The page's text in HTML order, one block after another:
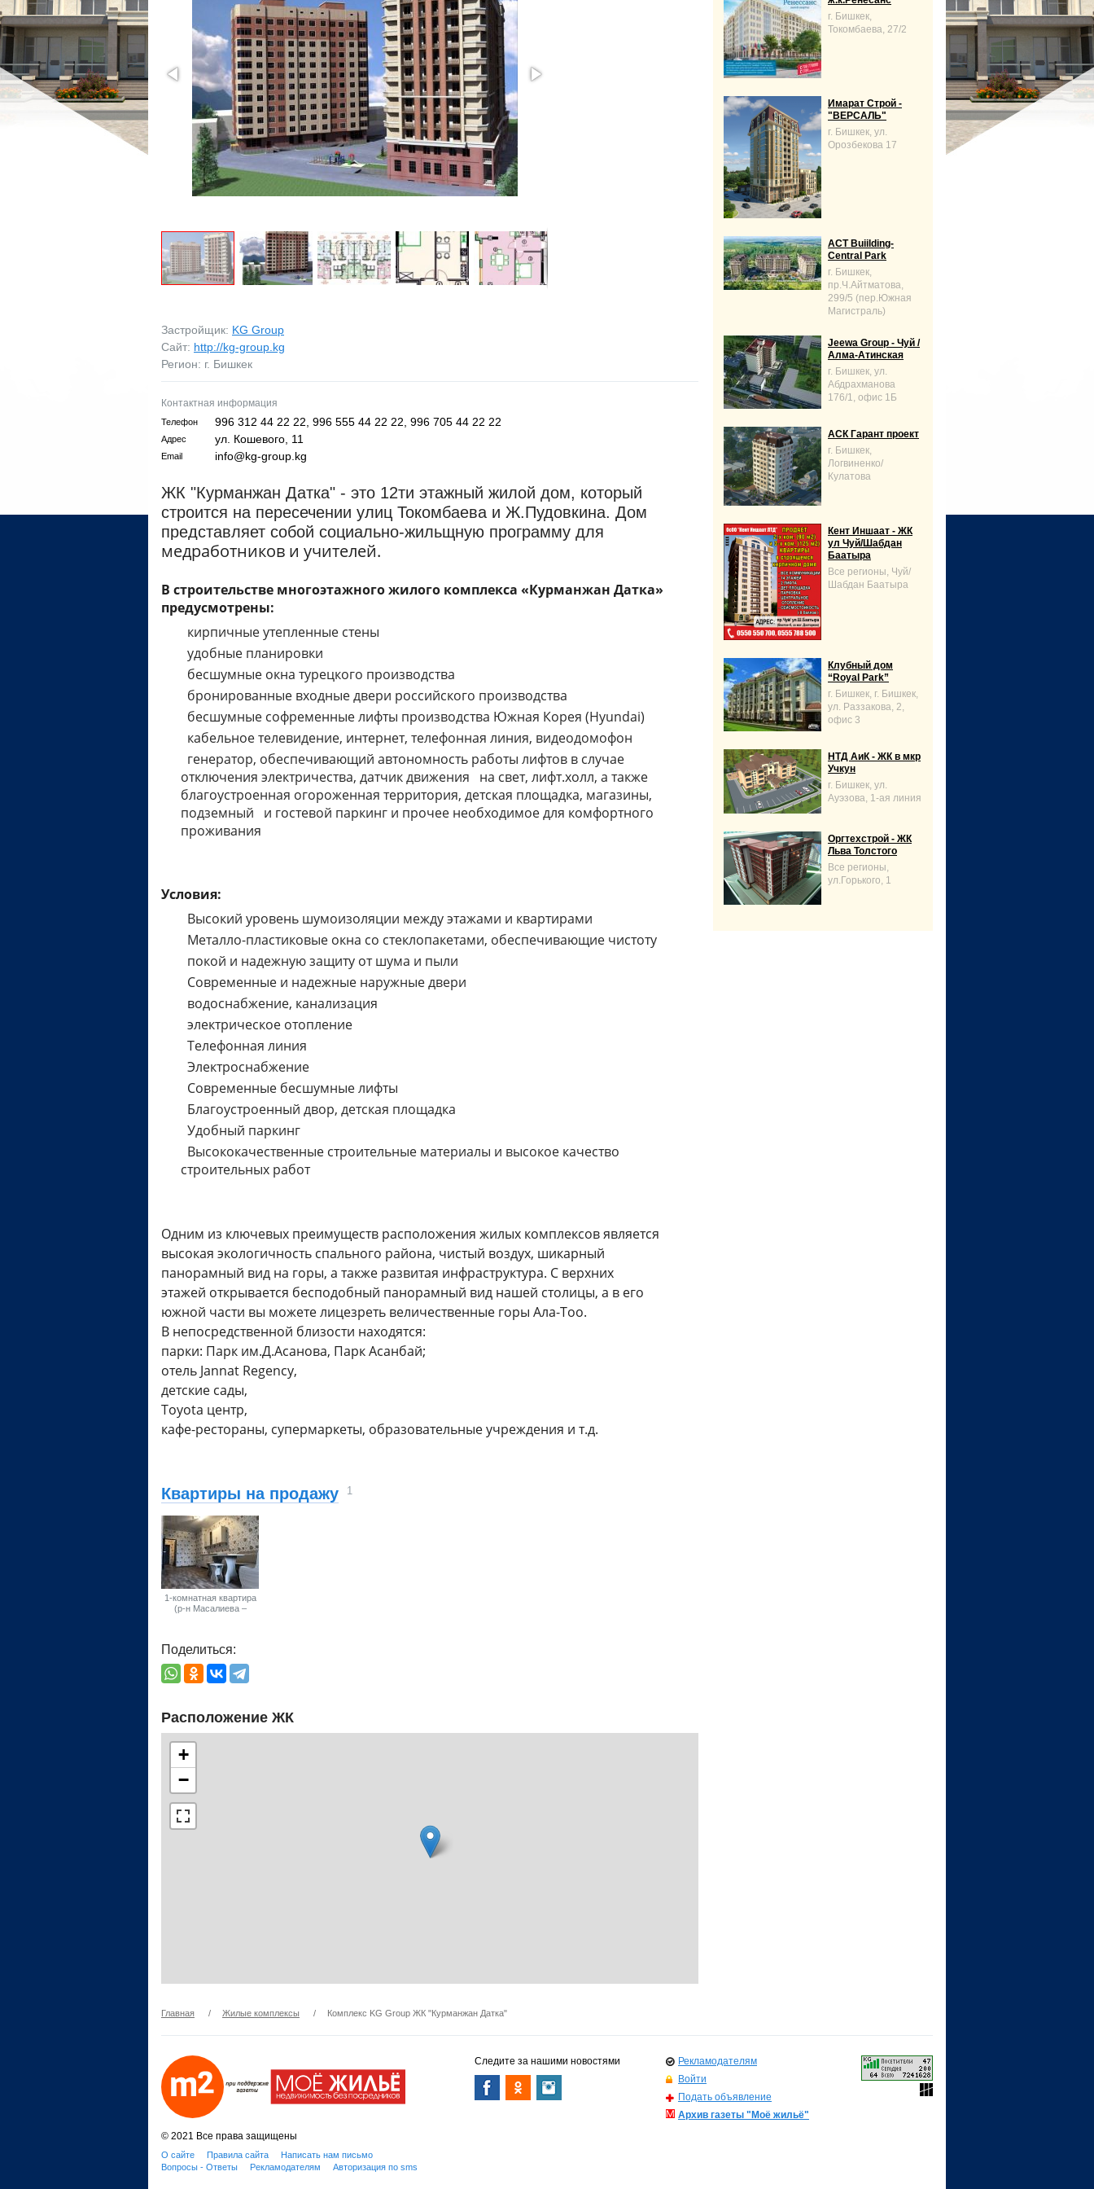
МАГАЗИНЫ
ПРОМБАЗЫ
ПРОЧЕЕ
ВОЗЬМУ В АРЕНДУ
МАГАЗИНЫ
ПРОМБАЗЫ
ПРОЧЕЕ
ЗАРУБЕЖНАЯ НЕДВИЖИМОСТЬ
Застройщик: KG Group
Сайт: http://kg-group.kg
Регион: г. Бишкек
Контактная информация
Телефон 996 312 44 22 22, 996 555 44 22 22, 996 705 44 22 22
Адрес ул. Кошевого, 11
Email info@kg-group.kg
ЖК "Курманжан Датка" - это 12ти этажный жилой дом, который
строится на пересечении улиц Токомбаева и Ж.Пудовкина. Дом
представляет собой социально-жильщную программу для
медработников и учителей.
В строительстве многоэтажного жилого комплекса «Курманжан Датка»
предусмотрены:
кирпичные утепленные стены
удобные планировки
бесшумные окна турецкого производства
бронированные входные двери российского производства
бесшумные софременные лифты производства Южная Корея (Hyundai)
кабельное телевидение, интернет, телефонная линия, видеодомофон
генератор, обеспечивающий автономность работы лифтов в случае
отключения электричества, датчик движения на свет, лифт.холл, а также
благоустроенная огороженная территория, детская площадка, магазины,
подземный и гостевой паркинг и прочее необходимое для комфортного
проживания
Условия:
Высокий уровень шумоизоляции между этажами и квартирами
Металло-пластиковые окна со стеклопакетами, обеспечивающие чистоту
покой и надежную защиту от шума и пыли
Современные и надежные наружные двери
водоснабжение, канализация
электрическое отопление
Телефонная линия
Электроснабжение
Современные бесшумные лифты
Благоустроенный двор, детская площадка
Удобный паркинг
Высококачественные строительные материалы и высокое качество
строительных работ
Одним из ключевых преимуществ расположения жилых комплексов является
высокая экологичность спального района, чистый воздух, шикарный
панорамный вид на горы, а также развитая инфраструктура. С верхних
этажей открывается бесподобный панорамный вид нашей столицы, а в его
южной части вы можете лицезреть величественные горы Ала-Тоо.
В непосредственной близости находятся:
парки: Парк им.Д.Асанова, Парк Асанбай;
отель Jannat Regency,
детские сады,
Toyota центр,
кафе-рестораны, супермаркеты, образовательные учреждения и т.д.
Квартиры на продажу 1
1-комнатная квартира
(р-н Масалиева –
Поделиться:
Расположение ЖК
+
−
г. Бишкек,
Токомбаева, 27/2
Имарат Строй -
"ВЕРСАЛЬ"
г. Бишкек, ул.
Орозбекова 17
ACT Buiilding-
Central Park
г. Бишкек,
пр.Ч.Айтматова,
299/5 (пер.Южная
Магистраль)
Jeewa Group - Чуй /
Алма-Атинская
г. Бишкек, ул.
Абдрахманова
176/1, офис 1Б
АСК Гарант проект
г. Бишкек,
Логвиненко/
Кулатова
Кент Иншаат - ЖК
ул Чуй/Шабдан
Баатыра
Все регионы, Чуй/
Шабдан Баатыра
Клубный дом
“Royal Park”
г. Бишкек, г. Бишкек,
ул. Раззакова, 2,
офис 3
НТД АиК - ЖК в мкр
Учкун
г. Бишкек, ул.
Ауэзова, 1-ая линия
Оргтехстрой - ЖК
Льва Толстого
Все регионы,
ул.Горького, 1
Главная / Жилые комплексы / Комплекс KG Group ЖК "Курманжан Датка"
© 2021 Все права защищены
О сайте Правила сайта
Написать нам письмо
Вопросы - Ответы
Рекламодателям Авторизация по sms
Следите за нашими новостями
Рекламодателям
Войти
Подать объявление
Архив газеты "Моё жильё"